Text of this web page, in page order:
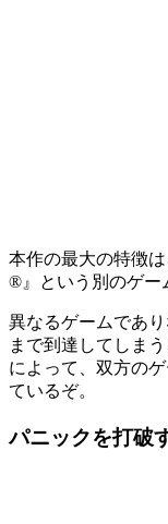
本作の最大の特徴
® 』という 別のゲー
異なるゲームであり
まで到達してしま
によって、双方の
ているぞ。
パニックを打破